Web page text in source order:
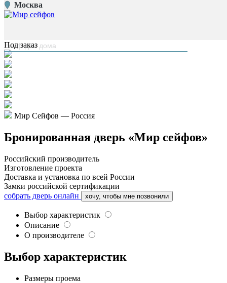
Москва
Главная страница
Банковские двери
Под заказ
Мир Сейфов — Россия
Бронированная дверь «Мир сейфов»
Российский производитель
Изготовление проекта
Доставка и установка по всей России
Замки российской сертификации
собрать дверь онлайн
хочу, чтобы мне позвонили
Выбор характеристик
Описание
О производителе
Выбор характеристик
Размеры проема